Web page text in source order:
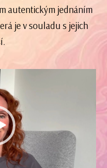
autentickým jednáním
je v souladu s jejich